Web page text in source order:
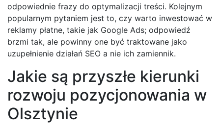
odpowiednie frazy do optymalizacji treści. Kolejnym
popularnym pytaniem jest to, czy warto inwestować w
reklamy płatne, takie jak Google Ads; odpowiedź
brzmi tak, ale powinny one być traktowane jako
uzupełnienie działań SEO a nie ich zamiennik.
Jakie są przyszłe kierunki
rozwoju pozycjonowania w
Olsztynie